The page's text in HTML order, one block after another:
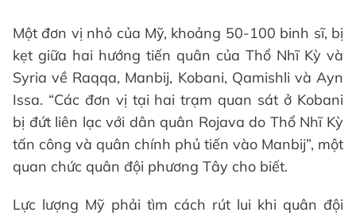
Một đơn vị nhỏ của Mỹ, khoảng 50-100 binh sĩ, bị
kẹt giữa hai hướng tiến quân của Thổ Nhĩ Kỳ và
Syria về Raqqa, Manbij, Kobani, Qamishli và Ayn
Issa. “Các đơn vị tại hai trạm quan sát ở Kobani
bị đứt liên lạc với dân quân Rojava do Thổ Nhĩ Kỳ
tấn công và quân chính phủ tiến vào Manbij”, một
quan chức quân đội phương Tây cho biết.
Lực lượng Mỹ phải tìm cách rút lui khi quân đội